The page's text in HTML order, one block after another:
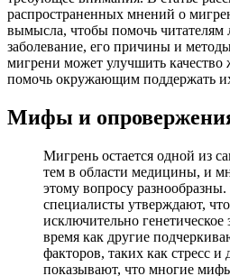
распространенных мнений о
вымысла, чтобы помочь читателям
заболевание, его причины и
мигрени может улучшить
помочь окружающим поддержать
Мифы и
Мигрень остается одной из
тем в области медицины, и
этому вопросу
специалисты утверждают,
исключительно генетическое
время как другие
факторов, таких как стресс и
показывают, что многие